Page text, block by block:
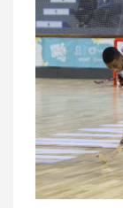
ce
b
o
o
k
tt
er